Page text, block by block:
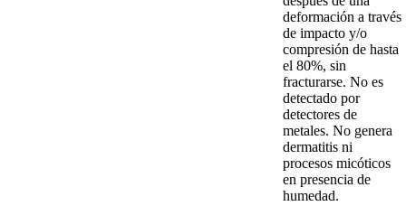
deformación a través
de impacto y/o
compresión de hasta
el 80%, sin
fracturarse. No es
detectado por
detectores de
metales. No genera
dermatitis ni
procesos micóticos
en presencia de
humedad.